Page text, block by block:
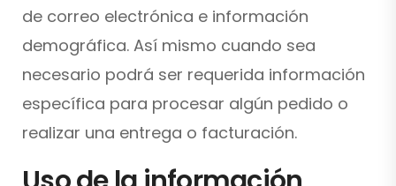
de correo electrónica e información
demográfica. Así mismo cuando sea
necesario podrá ser requerida información
específica para procesar algún pedido o
realizar una entrega o facturación.